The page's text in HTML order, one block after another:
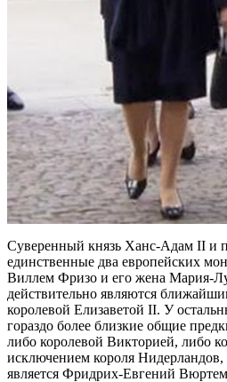
Суверенный князь Ханс-Адам II
единственные два европейских
Виллем Фризо и его жена Мария-
действительно являются
королевой Елизаветой II. У
гораздо более близкие общие
либо королевой Викторией, либо
исключением короля
является Фридрих-Евгений